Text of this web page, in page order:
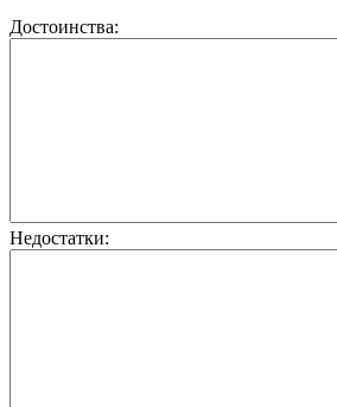
Достоинства:
Недостатки: